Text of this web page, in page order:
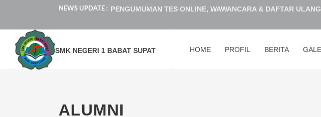
NEWS UPDATE : PENGUMUMAN TES ONLINE, WAWANCARA & DAFTAR
Selamat Hari Raya Idul Adha 1447 Hijriah...
SMKN 1 BABAT SUPAT BERHASIL MERAIH JUARA 1 LKS
PENGUMUMAN HASIL SELEKSI SISTEM PENERIMAAN MURID
SMK NEGERI 1 BABAT SUPAT HOME PROFIL BERITA
ALUMNI